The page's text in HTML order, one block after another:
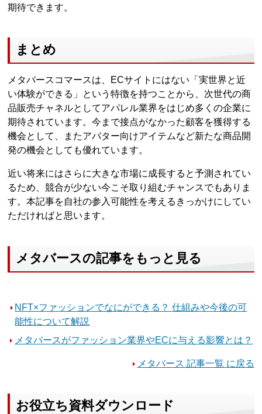
期待できます。
まとめ
メタバースコマースは、ECサイトにはない「実世界と近
い体験ができる」という特徴を持つことから、次世代の商
品販売チャネルとしてアパレル業界をはじめ多くの企業に
期待されています。今まで接点がなかった顧客を獲得する
機会として、またアバター向けアイテムなど新たな商品開
発の機会としても優れています。
近い将来にはさらに大きな市場に成長すると予測されてい
るため、競合が少ない今こそ取り組むチャンスでもありま
す。本記事を自社の参入可能性を考えるきっかけにしてい
ただければと思います。
メタバースの記事をもっと見る
NFT×ファッションでなにができる？ 仕組みや今後の可
能性について解説
メタバースがファッション業界やECに与える影響とは？
メタバース 記事一覧 に戻る
お役立ち資料ダウンロード